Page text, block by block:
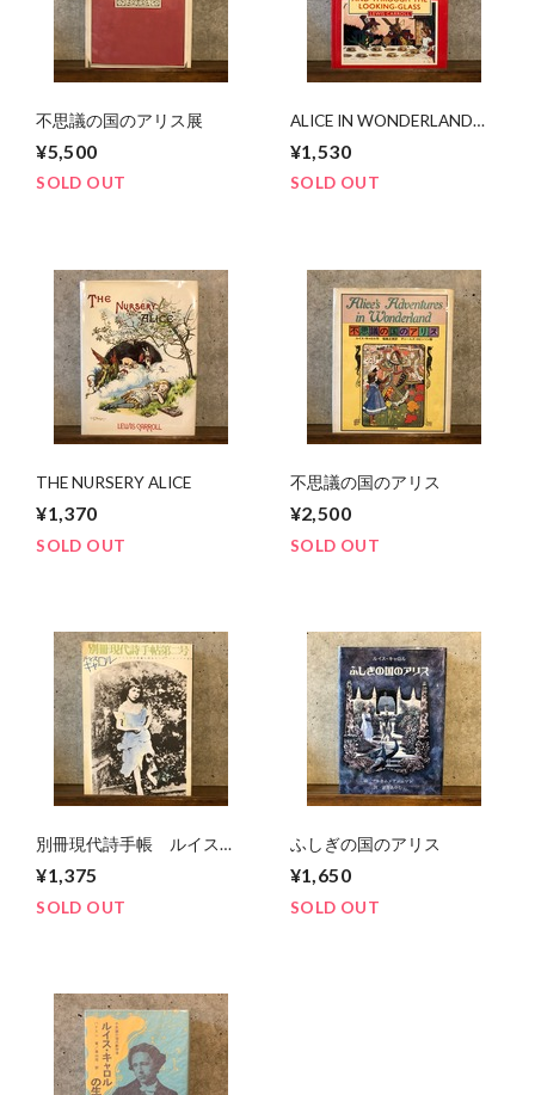
不思議の国のアリス展
¥5,500
SOLD OUT
ALICE IN WONDERLAND
LOOKING-GLASS
¥1,530
SOLD OUT
THE NURSERY ALICE
¥1,370
SOLD OUT
不思議の国のアリス
¥2,500
SOLD OUT
別冊現代詩手帳 ルイス・
¥1,375
SOLD OUT
ふしぎの国のアリス
¥1,650
SOLD OUT